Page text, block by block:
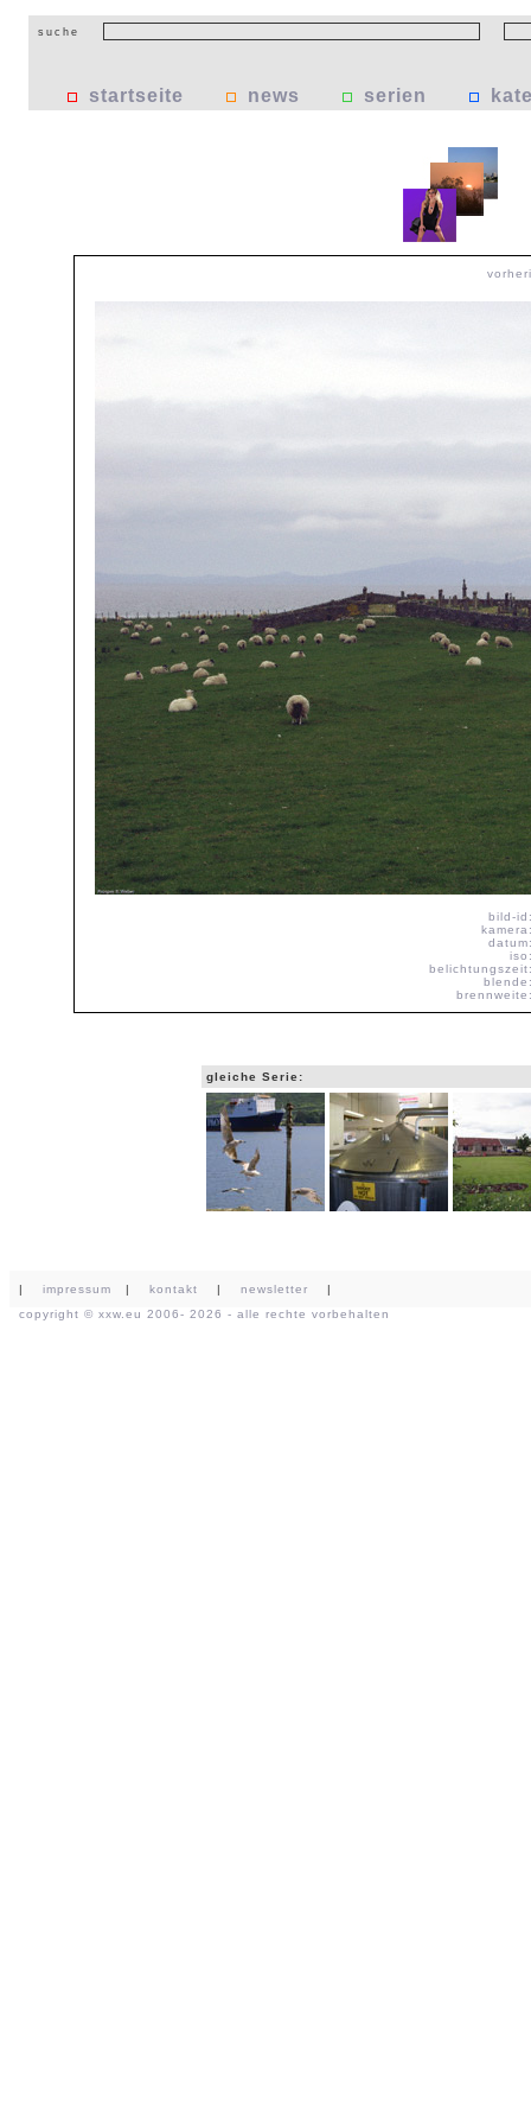
suche
startseite news serien
bild-
gleiche Serie:
| impressum | kontakt | newsletter |
copyright © xxw.eu 2006- 2026 - alle rechte vorbehalten